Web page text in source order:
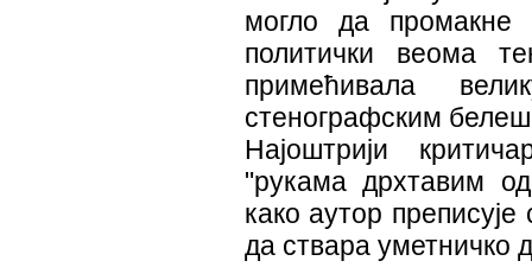
могло да
политички веома
примећивала
стенографским
Најоштрији
"рукама дрхтавим
како аутор
да ствара уметничко